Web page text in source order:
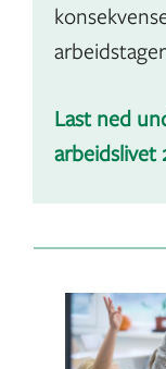
Last ned
arbeidslivet